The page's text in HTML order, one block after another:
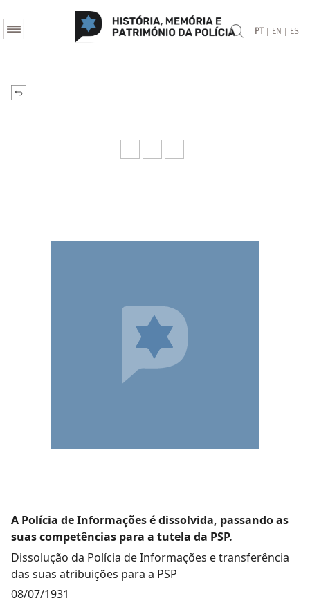
PT | EN | ES
A Polícia de Informações é dissolvida, passando as
suas competências para a tutela da PSP.
Dissolução da Polícia de Informações e transferência
das suas atribuições para a PSP
08/07/1931